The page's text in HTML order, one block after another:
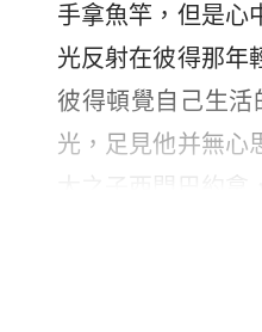
手拿魚竿，但是心
光反射在彼得那年
彼得頓覺自己生
光，足見他并無心
魚竿便沉了下去
頭中等，完全是